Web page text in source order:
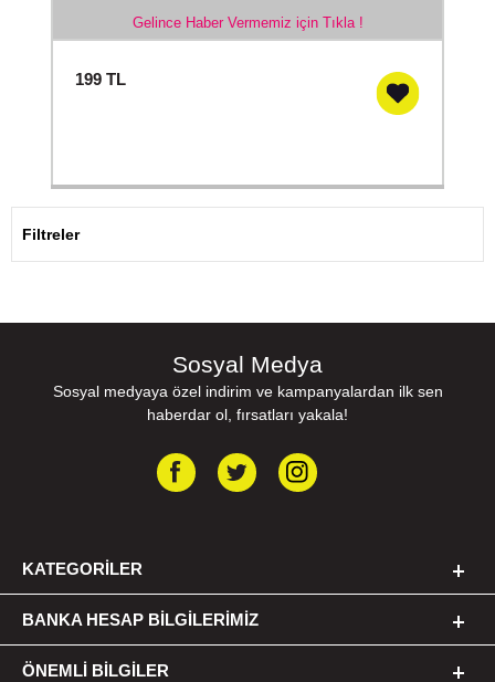
Gelince Haber Vermemiz için Tıkla !
199 TL
Filtreler
Sosyal Medya
Sosyal medyaya özel indirim ve kampanyalardan ilk sen
haberdar ol, fırsatları yakala!
KATEGORILER
BANKA HESAP BILGILERIMIZ
ÖNEMLI BILGILER